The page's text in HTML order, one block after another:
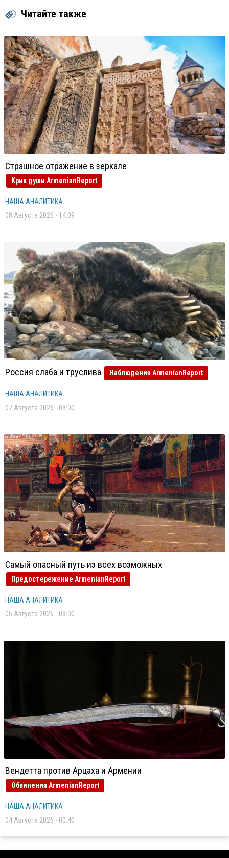
Читайте также
Страшное отражение в зеркале
Крик души ArmenianReport
НАША АНАЛИТИКА
08 Августа 2026 - 14:09
Россия слаба и труслива Наблюдения ArmenianReport
НАША АНАЛИТИКА
07 Августа 2026 - 03:00
Самый опасный путь из всех возможных
Предостережение ArmenianReport
НАША АНАЛИТИКА
05 Августа 2026 - 03:00
Вендетта против Арцаха и Армении
Обвинения ArmenianReport
НАША АНАЛИТИКА
04 Августа 2026 - 00:40